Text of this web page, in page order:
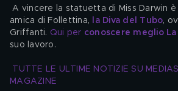
A vincere la statuetta di Miss Darwin è un’altra youtuber e
amica di Follettina,
la Diva del Tubo,
Griffanti. Qui per conoscere meglio
suo lavoro.
TUTTE LE ULTIME NOTIZIE SU
MAGAZINE